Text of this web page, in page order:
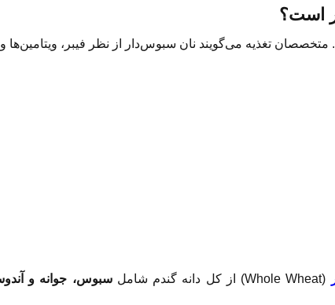
است؟
تغذیه می‌گویند نان سبوس‌دار از نظر فیبر،
(Whole Wheat) از کل دانه گندم شامل سبوس، جوانه و